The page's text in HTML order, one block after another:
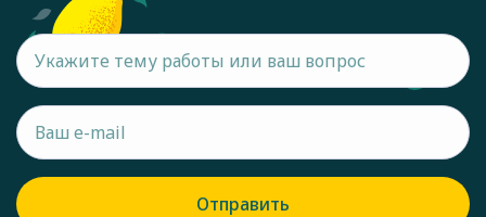
Отправить